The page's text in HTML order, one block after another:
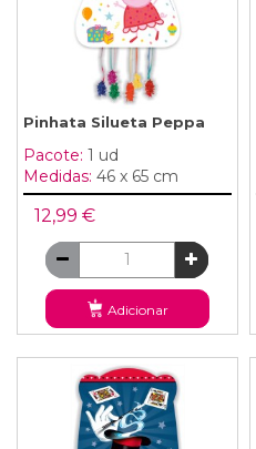
Pinhata Silueta Peppa
Pacote: 1 ud
Medidas: 46 x 65 cm
12,99 €
Adicionar